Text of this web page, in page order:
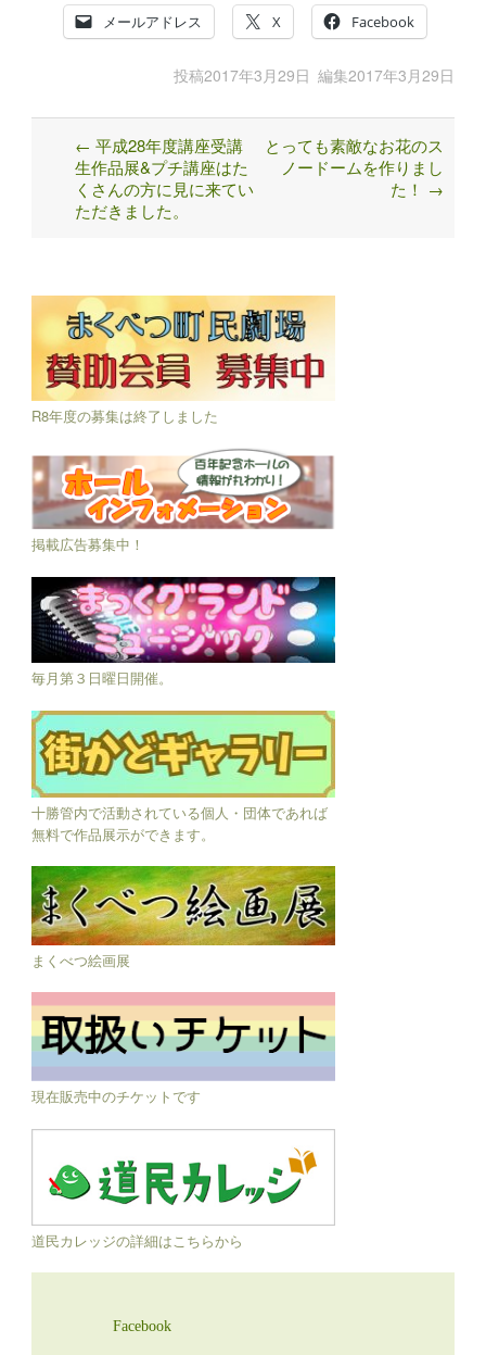
メールアドレス X Facebook
投稿2017年3月29日 編集2017年3月29日
Post
navigation
← 平成28年度講座受講
生作品展&プチ講座はた
くさんの方に見に来てい
ただきました。
とっても素敵なお花のス
ノードームを作りまし
た！ →
R8年度の募集は終了しました
掲載広告募集中！
毎月第３日曜日開催。
十勝管内で活動されている個人・団体であれば
無料で作品展示ができます。
まくべつ絵画展
現在販売中のチケットです
道民カレッジの詳細はこちらから
Facebook